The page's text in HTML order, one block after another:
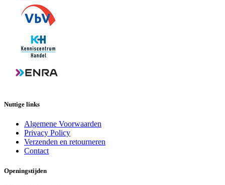
Nuttige links
Algemene Voorwaarden
Privacy Policy
Verzenden en retourneren
Contact
Openingstijden